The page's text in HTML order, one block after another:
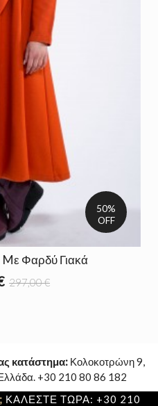
50%
OFF
Φαρδύ Γιακά
297,00 €
κατάστημα: Κολοκοτρώνη 9,
+30 210 80 86 182
ΚΑΛΕΣΤΕ ΤΩΡΑ: +30 210